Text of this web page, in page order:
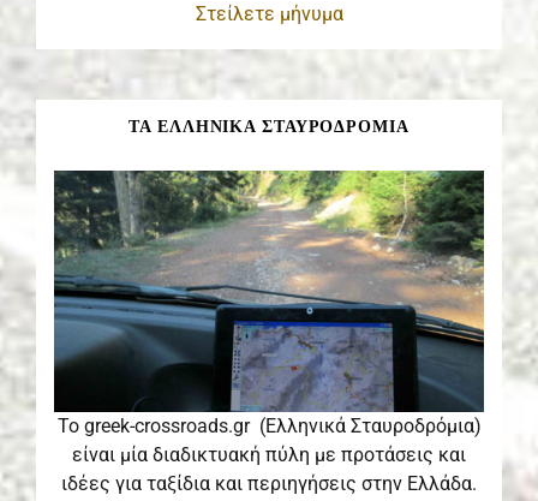
Στείλετε μήνυμα
ΤΑ ΕΛΛΗΝΙΚΑ ΣΤΑΥΡΟΔΡΟΜΙΑ
Το greek-crossroads.gr (Ελληνικά Σταυροδρόμια)
είναι μία διαδικτυακή πύλη με προτάσεις και
ιδέες για ταξίδια και περιηγήσεις στην Ελλάδα.